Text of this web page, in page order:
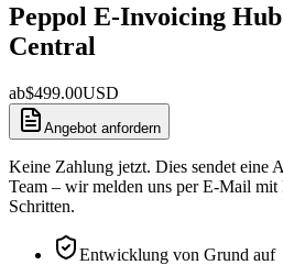
Peppol E-Invoicing
Central
ab$499.00USD
Angebot anfordern
Keine Zahlung jetzt. Dies sendet eine
Team – wir melden uns per E-Mail mit
Schritten.
Entwicklung von Grund auf